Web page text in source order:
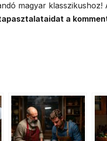
magyar klasszikushoz!
a